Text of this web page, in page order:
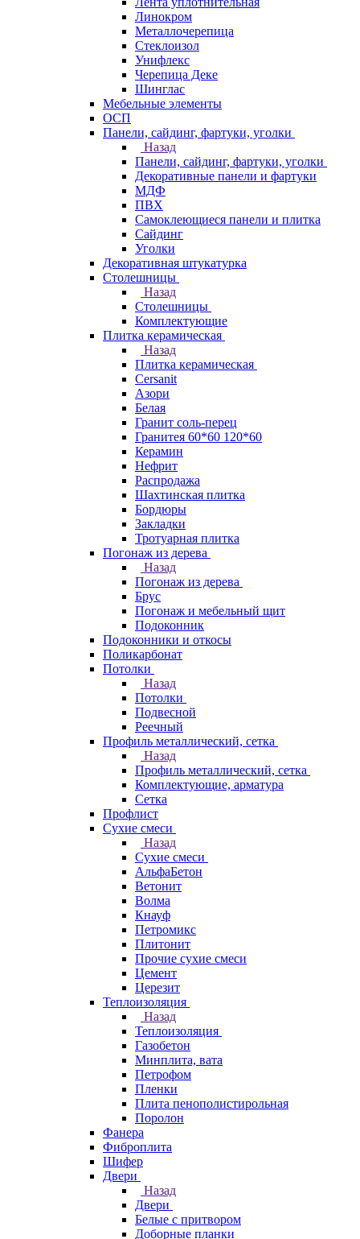
Линокром
Металлочерепица
Стеклоизол
Унифлекс
Черепица Деке
Шинглас
Мебельные элементы
ОСП
Панели, сайдинг, фартуки, уголки
Назад
Панели, сайдинг, фартуки, уголки
Декоративные панели и фартуки
МДФ
ПВХ
Самоклеющиеся панели и плитка
Сайдинг
Уголки
Декоративная штукатурка
Столешницы
Назад
Столешницы
Комплектующие
Плитка керамическая
Назад
Плитка керамическая
Cersanit
Азори
Белая
Гранит соль-перец
Гранитея 60*60 120*60
Керамин
Нефрит
Распродажа
Шахтинская плитка
Бордюры
Закладки
Тротуарная плитка
Погонаж из дерева
Назад
Погонаж из дерева
Брус
Погонаж и мебельный щит
Подоконник
Подоконники и откосы
Поликарбонат
Потолки
Назад
Потолки
Подвесной
Реечный
Профиль металлический, сетка
Назад
Профиль металлический, сетка
Комплектующие, арматура
Сетка
Профлист
Сухие смеси
Назад
Сухие смеси
АльфаБетон
Ветонит
Волма
Кнауф
Петромикс
Плитонит
Прочие сухие смеси
Цемент
Церезит
Теплоизоляция
Назад
Теплоизоляция
Газобетон
Минплита, вата
Петрофом
Пленки
Плита пенополистирольная
Поролон
Фанера
Фиброплита
Шифер
Двери
Назад
Двери
Белые с притвором
Доборные планки